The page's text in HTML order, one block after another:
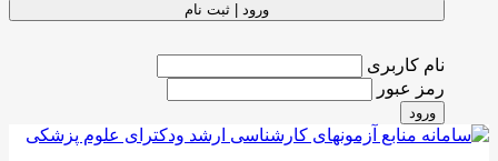
ورود | ثبت نام
نام کاربری
رمز عبور
ورود